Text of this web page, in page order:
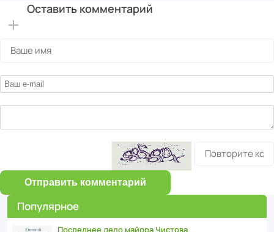
Оставить комментарий
Отправить комментарий
Популярное
Последнее дело майора Чистова